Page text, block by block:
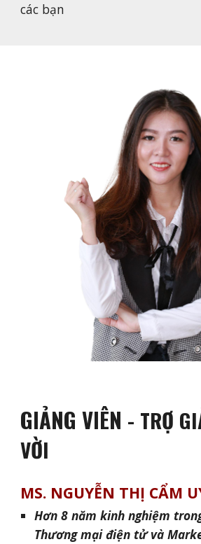
các bạn
GIẢNG VIÊN - TRỢ
VỜI
MS. NGUYỄN THỊ CẨM
Hơn8 năm kinh nghiệm
Thương mại điện tử và